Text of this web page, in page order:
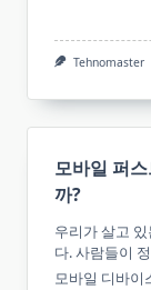
Tehnomaster
모바일 퍼
까?
우리가 살고
다. 사람들이
모바일 디바이